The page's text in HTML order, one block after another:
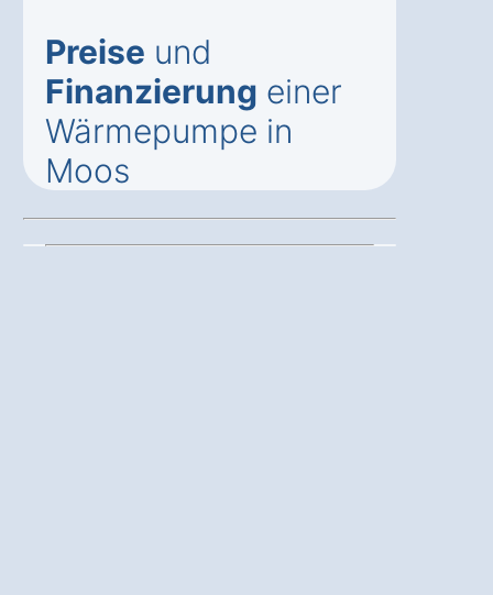
Preise und
Finanzierung einer
Wärmepumpe in
Moos